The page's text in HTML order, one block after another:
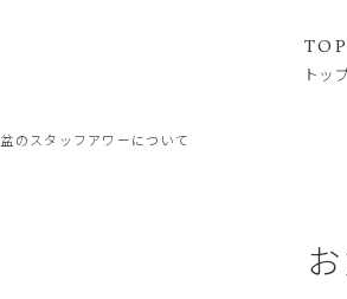
TOP
トッ
のスタッフアワーについて